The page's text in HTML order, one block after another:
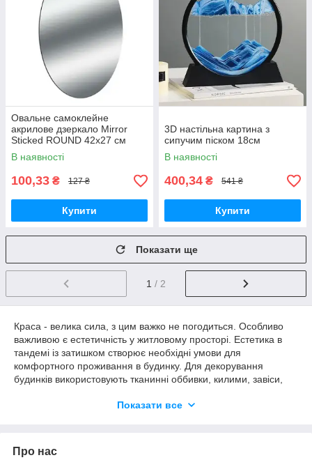
Овальне самоклейне
акрилове дзеркало Mirror
Sticked ROUND 42х27 см
В наявності
100,33 ₴ 127 ₴
Купити
3D настільна картина з
сипучим піском 18см
В наявності
400,34 ₴ 541 ₴
Купити
Показати ще
1 / 2
Краса - велика сила, з цим важко не погодиться. Особливо
важливою є естетичність у житловому просторі. Естетика в
тандемі із затишком створює необхідні умови для
комфортного проживання в будинку. Для декорування
будинків використовують тканинні оббивки, килими, завіси,
вази, скульптури, барельєфи, розписи, рослини та багато
килими, світильники, так і суто індивідуальні, вибір яких
Показати все
Про нас